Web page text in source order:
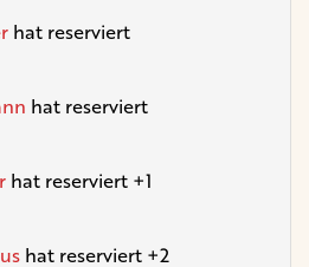
hat reserviert
hat reserviert
hat reserviert +1
hat reserviert +2